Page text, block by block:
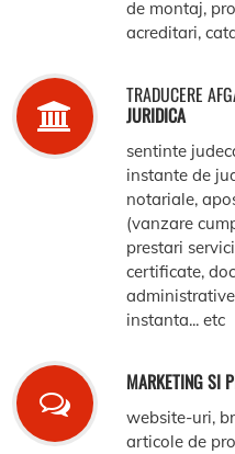
de montaj,
acreditari,
TRADUCERE
JURIDICA
sentinte
instante de
notariale,
(vanzare
prestari
certificate,
instanta... etc
MARKETING SI
website-uri,
articole de